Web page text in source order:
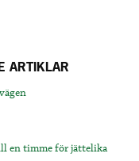
ARTIKLAR
en timme för jättelika